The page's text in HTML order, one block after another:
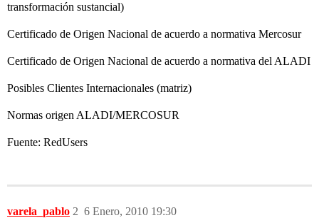
transformación sustancial)
Certificado de Origen Nacional de acuerdo a normativa Mercosur
Certificado de Origen Nacional de acuerdo a normativa del ALADI
Posibles Clientes Internacionales (matriz)
Normas origen ALADI/MERCOSUR
Fuente: RedUsers
varela_pablo 6 Enero, 2010 19:30
2